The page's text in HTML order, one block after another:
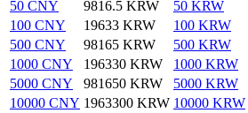
50 CNY
9816.5 KRW 50 KRW
100 CNY
19633 KRW 100 KRW
500 CNY
98165 KRW 500 KRW
1000 CNY
196330 KRW 1000 KRW
5000 CNY
981650 KRW 5000 KRW
10000 CNY 1963300 KRW 10000 KRW